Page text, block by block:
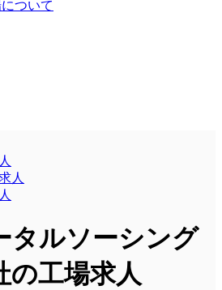
ついて
人
タルソーシング
の工場求人